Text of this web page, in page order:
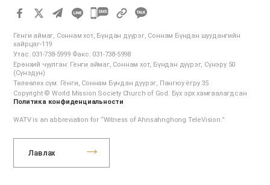
카
오
공
유
하
기
Гёнги аймаг, Соннам хот, Бүндан дүүрэг, Соннам Бүндан шуудангийн
хайрцаг-119
Утас. 031-738-5999 Факс. 031-738-5998
Ерөнхий чуулган: Гёнги аймаг, Соннам хот, Бүндан дүүрэг, Сүнэру 50
(Сүнэдун)
Төлөөлөх сүм: Гёнги, Соннам Бүндан дүүрэг, Пангюу ёгру 35
Copyright © World Mission Society Church of God. Бүх эрх хамгаалагдсан
Политика конфиденциальности
WATV is an abbreviation for “Witness of Ahnsahnghong TeleVision.”
Лавлах